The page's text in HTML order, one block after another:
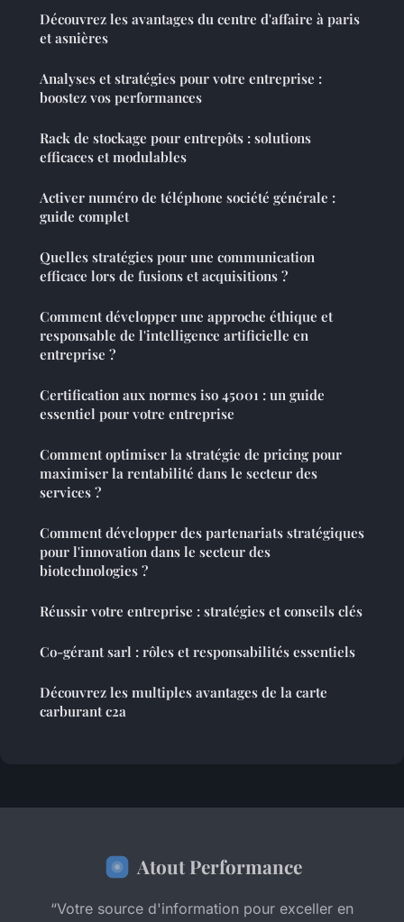
Découvrez les avantages du centre d'affaire à paris
et asnières
Analyses et stratégies pour votre entreprise :
boostez vos performances
Rack de stockage pour entrepôts : solutions
efficaces et modulables
Activer numéro de téléphone société générale :
guide complet
Quelles stratégies pour une communication
efficace lors de fusions et acquisitions ?
Comment développer une approche éthique et
responsable de l'intelligence artificielle en
entreprise ?
Certification aux normes iso 45001 : un guide
essentiel pour votre entreprise
Comment optimiser la stratégie de pricing pour
maximiser la rentabilité dans le secteur des
services ?
Comment développer des partenariats stratégiques
pour l'innovation dans le secteur des
biotechnologies ?
Réussir votre entreprise : stratégies et conseils clés
Co-gérant sarl : rôles et responsabilités essentiels
Découvrez les multiples avantages de la carte
carburant c2a
Atout Performance
“Votre source d'information pour exceller en